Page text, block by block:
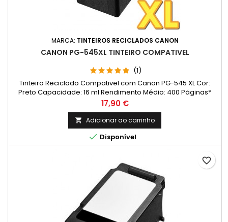
MARCA: TINTEIROS RECICLADOS CANON
CANON PG-545XL TINTEIRO COMPATIVEL
(1)
Tinteiro Reciclado Compativel com Canon PG-545 XL Cor:
Preto Capacidade: 16 ml Rendimento Médio: 400 Páginas*
Preço
17,90 €
 Adicionar ao carrinho
 Disponível
favorite_border